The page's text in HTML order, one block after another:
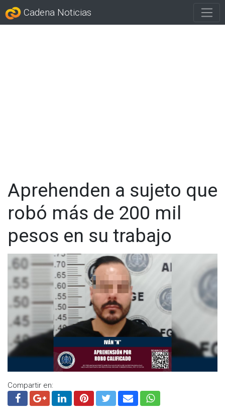
Cadena Noticias
Aprehenden a sujeto que
robó más de 200 mil
pesos en su trabajo
Compartir en: